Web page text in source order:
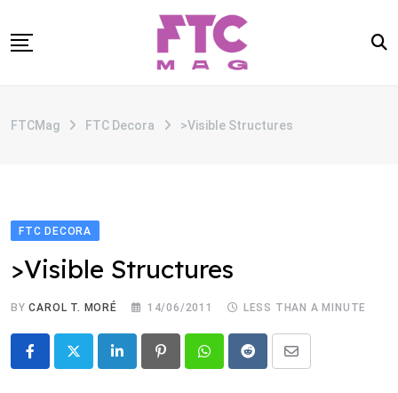
to
CATEGORIAS
FTCMag FTC Decora >Visible Structures
FTC DECORA
>Visible Structures
BYCAROL T. MORÉ 14/06/2011 LESS THAN A MINUTE
LinkedIn PinterestWhatsappRedditShare